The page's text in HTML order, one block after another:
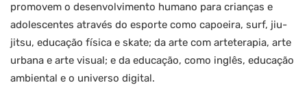
promovem o desenvolvimento humano para crianças e
adolescentes através do esporte como capoeira, surf, jiu-
jitsu, educação física e skate; da arte com arteterapia, arte
urbana e arte visual; e da educação, como inglês, educação
ambiental e o universo digital.